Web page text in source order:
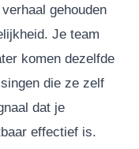
gehouden
Je team
komen dezelfde
die ze zelf
dat je
effectief is.